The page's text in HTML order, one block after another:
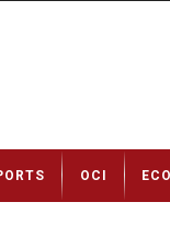
OCI